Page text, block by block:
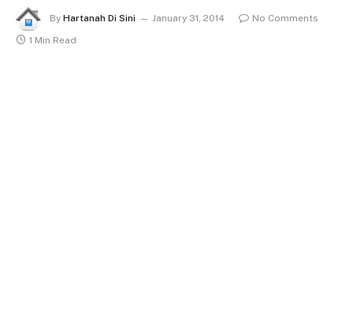
By Hartanah Di Sini January 31, 2014
No Comments
1 Min Read